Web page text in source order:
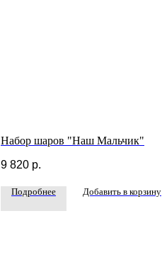
Набор шаров "Наш Мальчик"
9 820 р.
Подробнее Добавить в корзину